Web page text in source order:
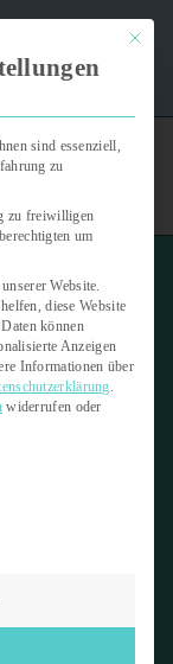
auf die Ohren |
Mit
sind essenziell,
zu
zu freiwilligen
um
Website.
diese Website
können
Anzeigen
Informationen über
.
widerrufen oder
eine Einwilligung